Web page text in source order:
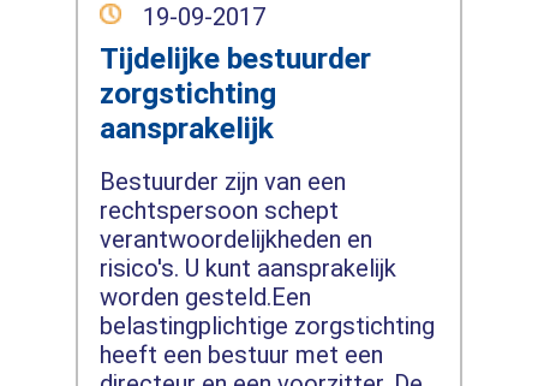
19-09-2017
Tijdelijke bestuurder
zorgstichting
aansprakelijk
Bestuurder zijn van een
rechtspersoon schept
verantwoordelijkheden en
risico's. U kunt aansprakelijk
worden gesteld.Een
belastingplichtige zorgstichting
heeft een bestuur met een